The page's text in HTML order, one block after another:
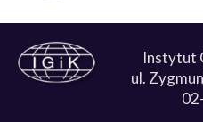
Instytut
ul.